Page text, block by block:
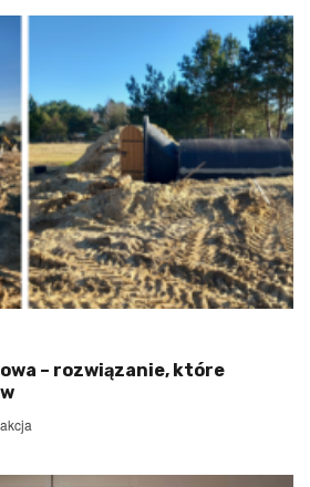
– rozwiązanie, które